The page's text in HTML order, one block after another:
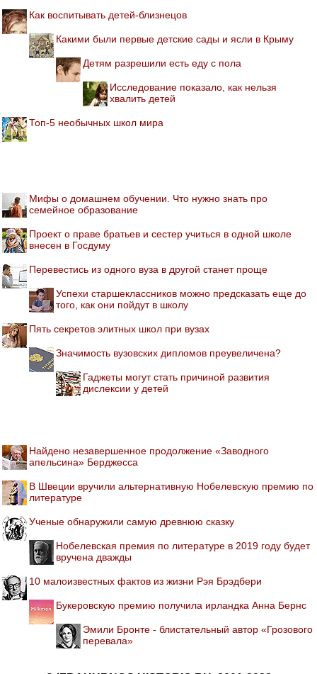
Как воспитывать детей-близнецов
Какими были первые детские сады и ясли в Крыму
Детям разрешили есть еду с пола
Исследование показало, как нельзя
хвалить детей
Топ-5 необычных школ мира
Мифы о домашнем обучении. Что нужно знать про
семейное образование
Проект о праве братьев и сестер учиться в одной школе
внесен в Госдуму
Перевестись из одного вуза в другой станет проще
Успехи старшеклассников можно предсказать еще до
того, как они пойдут в школу
Пять секретов элитных школ при вузах
Значимость вузовских дипломов преувеличена?
Гаджеты могут стать причиной развития
дислексии у детей
Найдено незавершенное продолжение «Заводного
апельсина» Берджесса
В Швеции вручили альтернативную Нобелевскую премию по
литературе
Ученые обнаружили самую древнюю сказку
Нобелевская премия по литературе в 2019 году будет
вручена дважды
10 малоизвестных фактов из жизни Рэя Брэдбери
Букеровскую премию получила ирландка Анна Бернс
Эмили Бронте - блистательный автор «Грозового
перевала»